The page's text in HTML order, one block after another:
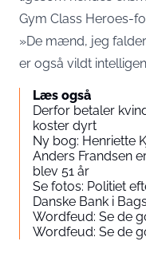
Gym Class Heroes-
»De mænd, jeg
er også vildt
Læs også
Derfor betaler
koster dyrt
Ny bog:
Anders Frandsen
blev 51 år
Se fotos: Politiet
Danske Bank i
Wordfeud: Se de
Wordfeud: Se de